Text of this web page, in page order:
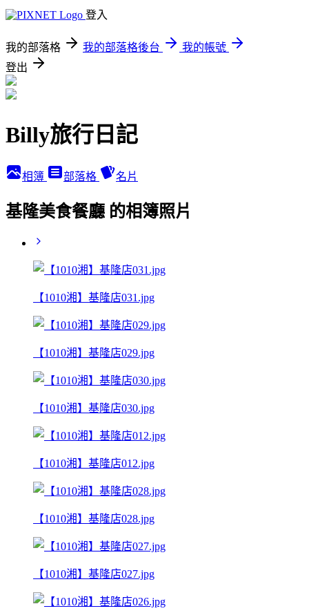
登入
我的部落格 我的部落格後台
我的帳號
登出
Billy旅行日記
相簿 部落格 名片
基隆美食餐廳 的相簿照片
【1010湘】基隆店031.jpg
【1010湘】基隆店029.jpg
【1010湘】基隆店030.jpg
【1010湘】基隆店012.jpg
【1010湘】基隆店028.jpg
【1010湘】基隆店027.jpg